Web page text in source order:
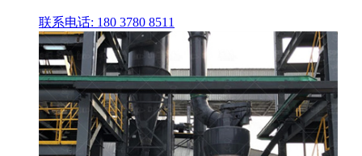
联系电话: 180 3780 8511